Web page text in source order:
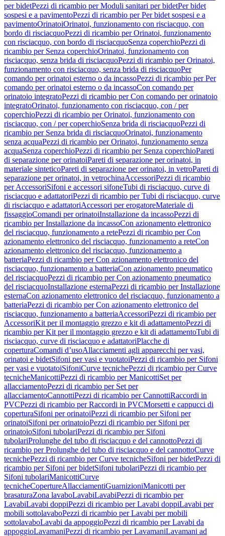
per bidetPezzi di ricambio per Moduli sanitari per bidetPer bidet
sospesi e a pavimentoPezzi di ricambio per Per bidet sospesi e a
pavimentoOrinatoiOrinatoi, funzionamento con risciacquo, con
bordo di risciacquoPezzi di ricambio per Orinatoi, funzionamento
con risciacquo, con bordo di risciacquoSenza coperchioPezzi di
ricambio per Senza coperchioOrinatoi, funzionamento con
risciacquo, senza brida di risciacquoPezzi di ricambio per Orinatoi,
funzionamento con risciacquo, senza brida di risciacquoPer
comando per orinatoi esterno o da incassoPezzi di ricambio per Per
comando per orinatoi esterno o da incassoCon comando per
orinatoio integratoPezzi di ricambio per Con comando per orinatoio
integratoOrinatoi, funzionamento con risciacquo, con / per
coperchioPezzi di ricambio per Orinatoi, funzionamento con
risciacquo, con / per coperchioSenza brida di risciacquoPezzi di
ricambio per Senza brida di risciacquoOrinatoi, funzionamento
senza acquaPezzi di ricambio per Orinatoi, funzionamento senza
acquaSenza coperchioPezzi di ricambio per Senza coperchioPareti
di separazione per orinatoiPareti di separazione per orinatoi, in
materiale sinteticoPareti di separazione per orinatoi, in vetroPareti di
separazione per orinatoi, in vetrochinaAccessoriPezzi di ricambio
per AccessoriSifoni e accessori sifoneTubi di risciacquo, curve di
risciacquo e adattatoriPezzi di ricambio per Tubi di risciacquo, curve
di risciacquo e adattatoriAccessori per erogatoreMateriale di
fissaggioComandi per orinatoiInstallazione da incassoPezzi di
ricambio per Installazione da incassoCon azionamento elettronico
del risciacquo, funzionamento a retePezzi di ricambio per Con
azionamento elettronico del risciacquo, funzionamento a reteCon
azionamento elettronico del risciacquo, funzionamento a
batteriaPezzi di ricambio per Con azionamento elettronico del
risciacquo, funzionamento a batteriaCon azionamento pneumatico
del risciacquoPezzi di ricambio per Con azionamento pneumatico
del risciacquoInstallazione esternaPezzi di ricambio per Installazione
esternaCon azionamento elettronico del risciacquo, funzionamento a
batteriaPezzi di ricambio per Con azionamento elettronico del
risciacquo, funzionamento a batteriaAccessoriPezzi di ricambio per
AccessoriKit per il montaggio grezzo e kit di adattamentoPezzi di
ricambio per Kit per il montaggio grezzo e kit di adattamentoTubi di
risciacquo, curve di risciacquo e adattatoriPlacche di
coperturaComandi d’usoAllacciamenti agli apparecchi per vasi,
orinatoi e bidetSifoni per vasi e vuotatoiPezzi di ricambio per Sifoni
per vasi e vuotatoiSifoniCurve tecnichePezzi di ricambio per Curve
tecnicheManicottiPezzi di ricambio per ManicottiSet per
allacciamentoPezzi di ricambio per Set per
allacciamentoCannottiPezzi di ricambio per CannottiRaccordi in
PVCPezzi di ricambio per Raccordi in PVCMorsetti e cappucci di
coperturaSifoni per orinatoiPezzi di ricambio per Sifoni per
orinatoiSifoni per orinatoioPezzi di ricambio per Sifoni per
orinatoioSifoni tubolariPezzi di ricambio per Sifoni
tubolariProlunghe del tubo di risciacquo e del cannottoPezzi di
ricambio per Prolunghe del tubo di risciacquo e del cannottoCurve
tecnichePezzi di ricambio per Curve tecnicheSifoni per bidetPezzi di
ricambio per Sifoni per bidetSifoni tubolariPezzi di ricambio per
Sifoni tubolariManicottiCurve
tecnicheCopertureAllacciamentiGuarnizioniManicotti per
brasaturaZona lavaboLavabiLavabiPezzi di ricambio per
LavabiLavabi doppiPezzi di ricambio per Lavabi doppiLavabi per
mobili sottolavaboPezzi di ricambio per Lavabi per mobili
sottolavaboLavabi da appoggioPezzi di ricambio per Lavabi da
appoggioLavamaniPezzi di ricambio per LavamaniLavamani ad